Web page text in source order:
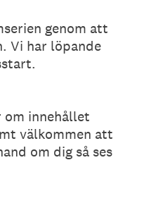
genom att
Vi har löpande
om innehållet
välkommen att
om dig så ses